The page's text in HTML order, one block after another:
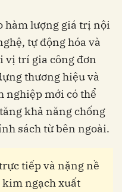
hàm lượng giá trị nội
tự động hóa và
vị trí gia công đơn
thương hiệu và
nghiệp mới có thể
khả năng chống
sách từ bên ngoài.
tiếp và nặng nề
ngạch xuất